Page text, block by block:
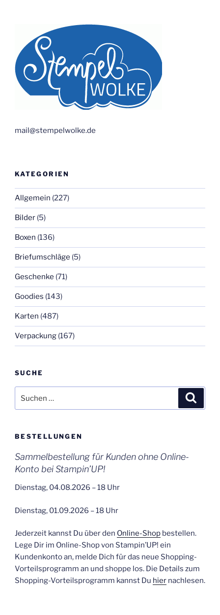
mail@stempelwolke.de
KATEGORIEN
Allgemein (227)
Bilder (5)
Boxen (136)
Briefumschläge (5)
Geschenke (71)
Goodies (143)
Karten (487)
Verpackung (167)
SUCHE
nach:
BESTELLUNGEN
Sammelbestellung für Kunden ohne Online-
Konto bei Stampin’UP!
Dienstag, 04.08.2026 – 18 Uhr
Dienstag, 01.09.2026 – 18 Uhr
Jederzeit kannst Du über den Online-Shop bestellen.
Lege Dir im Online-Shop von Stampin’UP! ein
Kundenkonto an, melde Dich für das neue Shopping-
Vorteilsprogramm an und shoppe los. Die Details zum
Shopping-Vorteilsprogramm kannst Du hier nachlesen.